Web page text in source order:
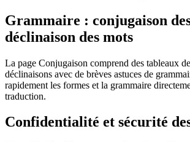
Grammaire : conjugaison
déclinaison des mots
La page Conjugaison comprend des tableaux
déclinaisons avec de brèves astuces de
rapidement les formes et la grammaire
traduction.
Confidentialité et sécurité